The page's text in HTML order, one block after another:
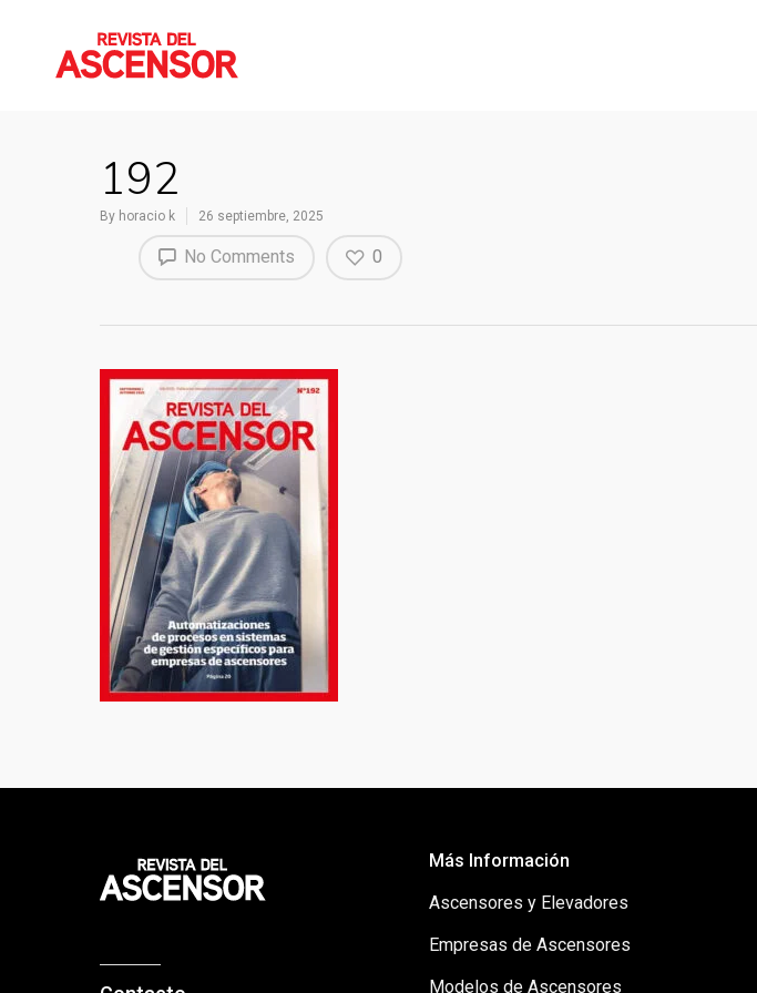
192
By horacio k 26 septiembre, 2025
No Comments 0
Más Información
Ascensores y Elevadores
Empresas de Ascensores
Modelos de Ascensores